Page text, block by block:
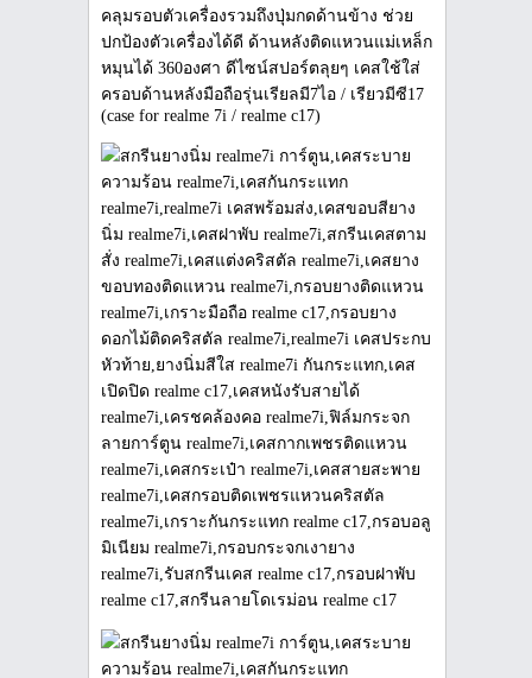
คลุมรอบตัวเครื่องรวมถึงปุ่มกดด้านข้าง ช่วย
ปกป้องตัวเครื่องได้ดี ด้านหลังติดแหวนแม่เหล็ก
หมุนได้ 360องศา ดีไซน์สปอร์ตลุยๆ เคสใช้ใส่
ครอบด้านหลังมือถือรุ่นเรียลมี7ไอ / เรียวมีซี17
(case for realme 7i / realme c17)